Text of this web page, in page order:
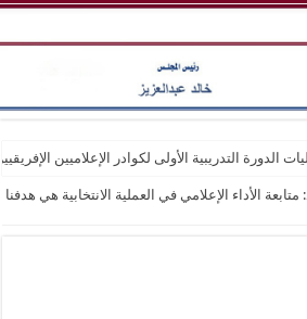
الدورة التدريبية الأولى لكوادر الإعلاميين
الأداء الإعلامي في العملية الانتخابية هي هدفنا